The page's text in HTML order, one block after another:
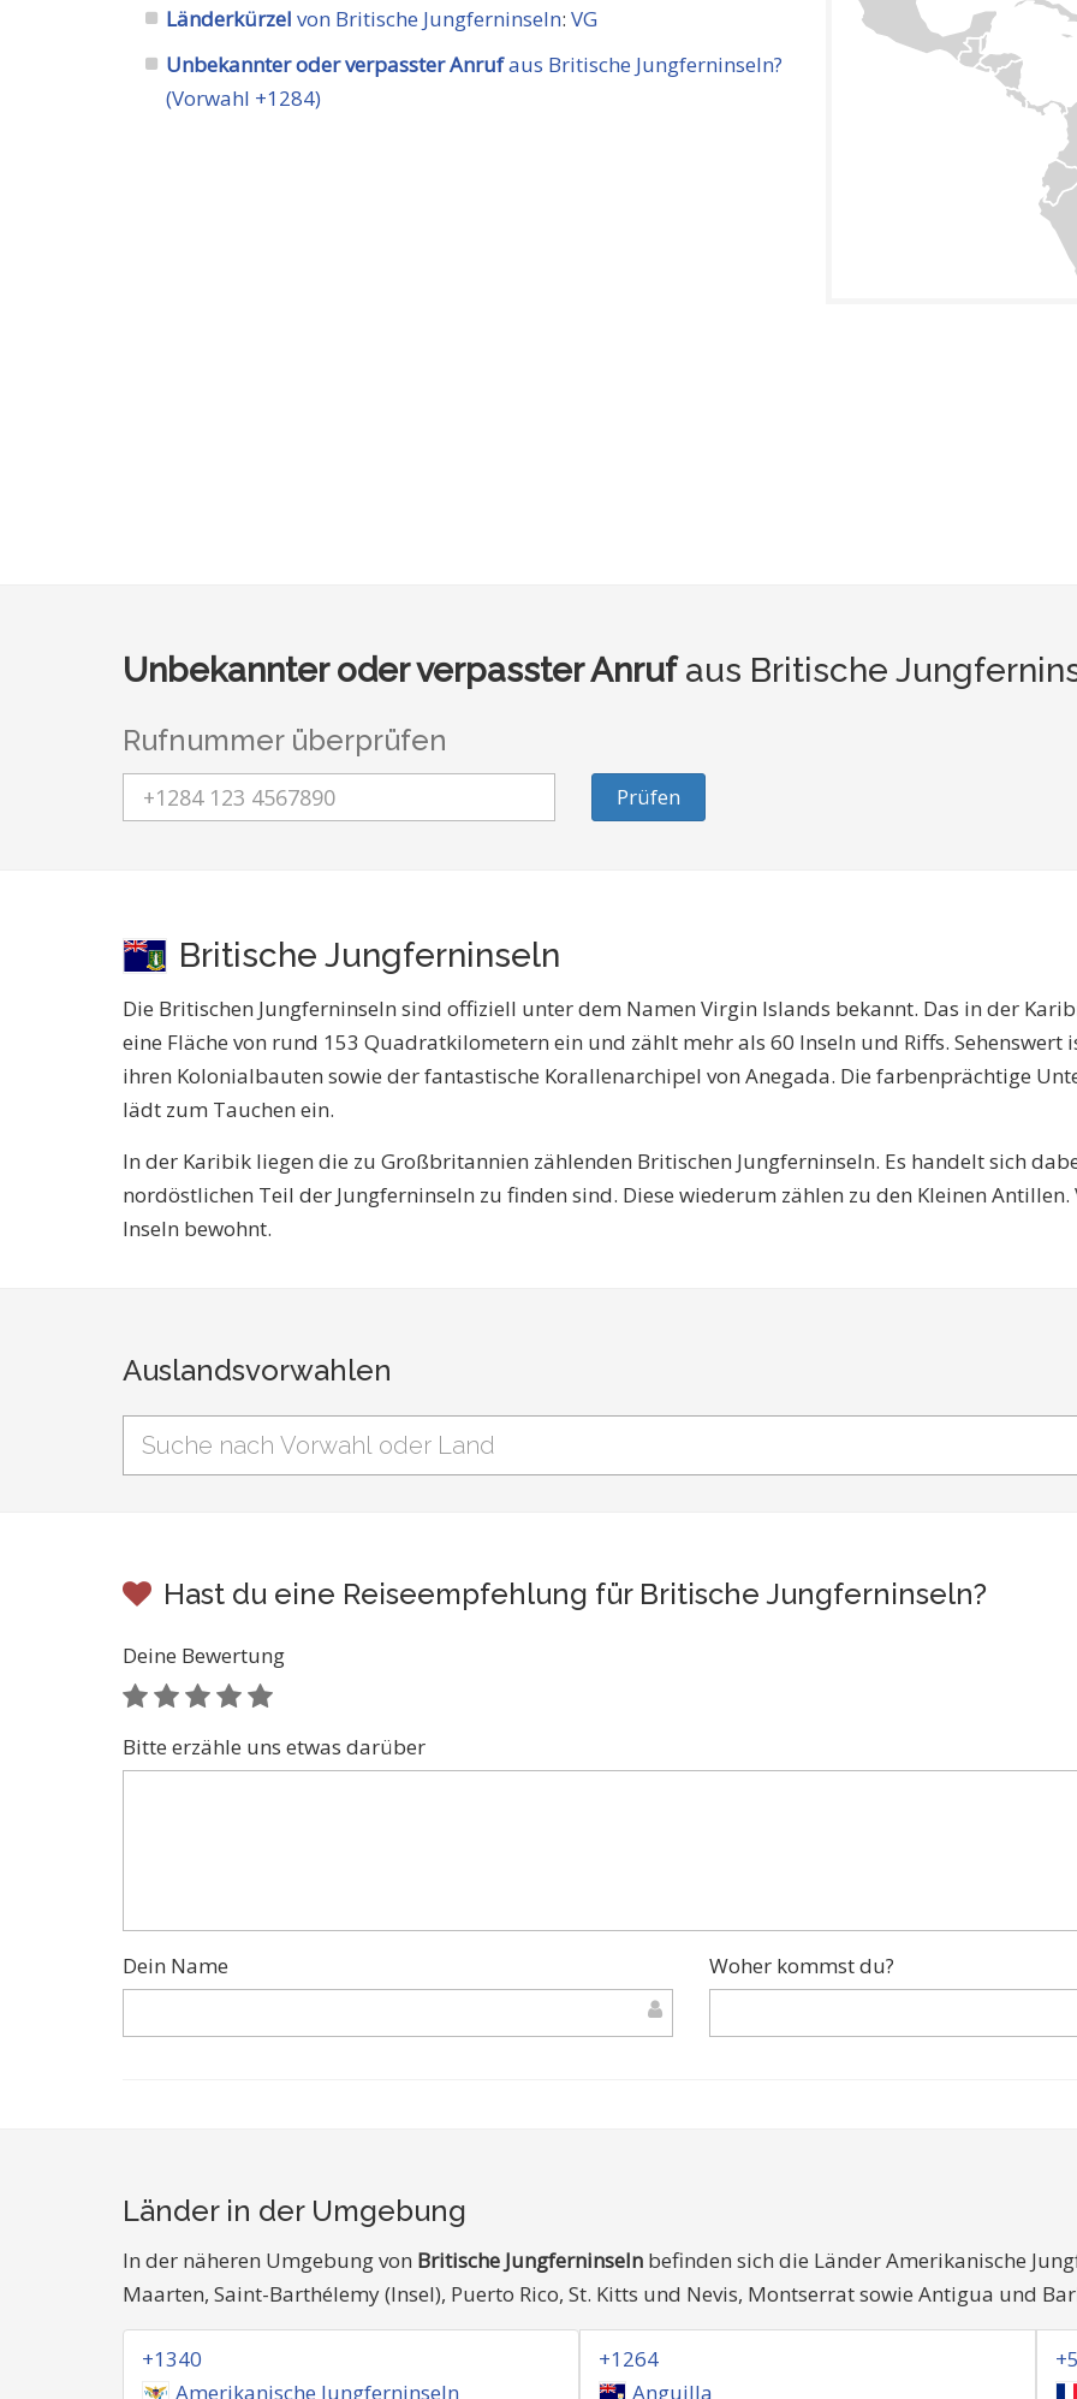
Länderkürzel von Britische Jungferninseln:VG
Unbekannter oder verpasster Anrufaus Britische Jungferninseln?
(Vorwahl +1284)
Unbekannter oder verpasster Anrufaus Britische
Rufnummer überprüfen
Prüfen
Britische Jungferninseln
Die Britischen Jungferninseln sind offiziell unter dem Namen Virgin Islands bekannt. Das in der
eine Fläche von rund 153 Quadratkilometern ein und zählt mehr als 60 Inseln und Riffs.
ihren Kolonialbauten sowie der fantastische Korallenarchipel von Anegada. Die farbenprächtige
lädt zum Tauchen ein.
In der Karibik liegen die zu Großbritannien zählenden Britischen Jungferninseln. Es handelt sich
nordöstlichen Teil der Jungferninseln zu finden sind. Diese wiederum zählen zu den Kleinen
Inseln bewohnt.
Auslandsvorwahlen
Hast du eine Reiseempfehlung für Britische Jungferninseln?
Deine Bewertung
Bitte erzähle uns etwas darüber
Dein Name Woher kommst du?
Länder in der Umgebung
In der näheren Umgebung von Britische Jungferninseln befinden sich die Länder Amerikanische
Maarten, Saint-Barthélemy (Insel), Puerto Rico, St. Kitts und Nevis, Montserrat sowie Antigua und
+1340
Amerikanische Jungferninseln
+1264
Anguilla